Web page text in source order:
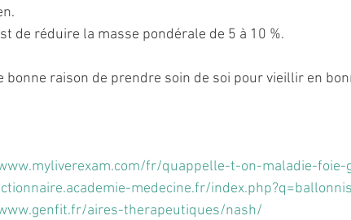
de réduire la masse pondérale de 5 à 10 %.
bonne raison de prendre soin de soi pour vieillir en
fr/quappelle-t-on-maladie-foie-
medecine.fr/
aires-therapeutiques/nash/